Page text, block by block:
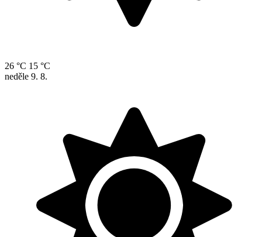
26 °C 15 °C
neděle 9. 8.